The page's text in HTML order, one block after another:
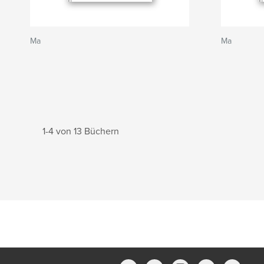
Ma Ma
1-4 von 13 Büchern